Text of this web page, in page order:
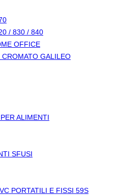
/ 830 / 840
OFFICE
GALILEO
ALIMENTI
SFUSI
PORTATILI E FISSI 59S